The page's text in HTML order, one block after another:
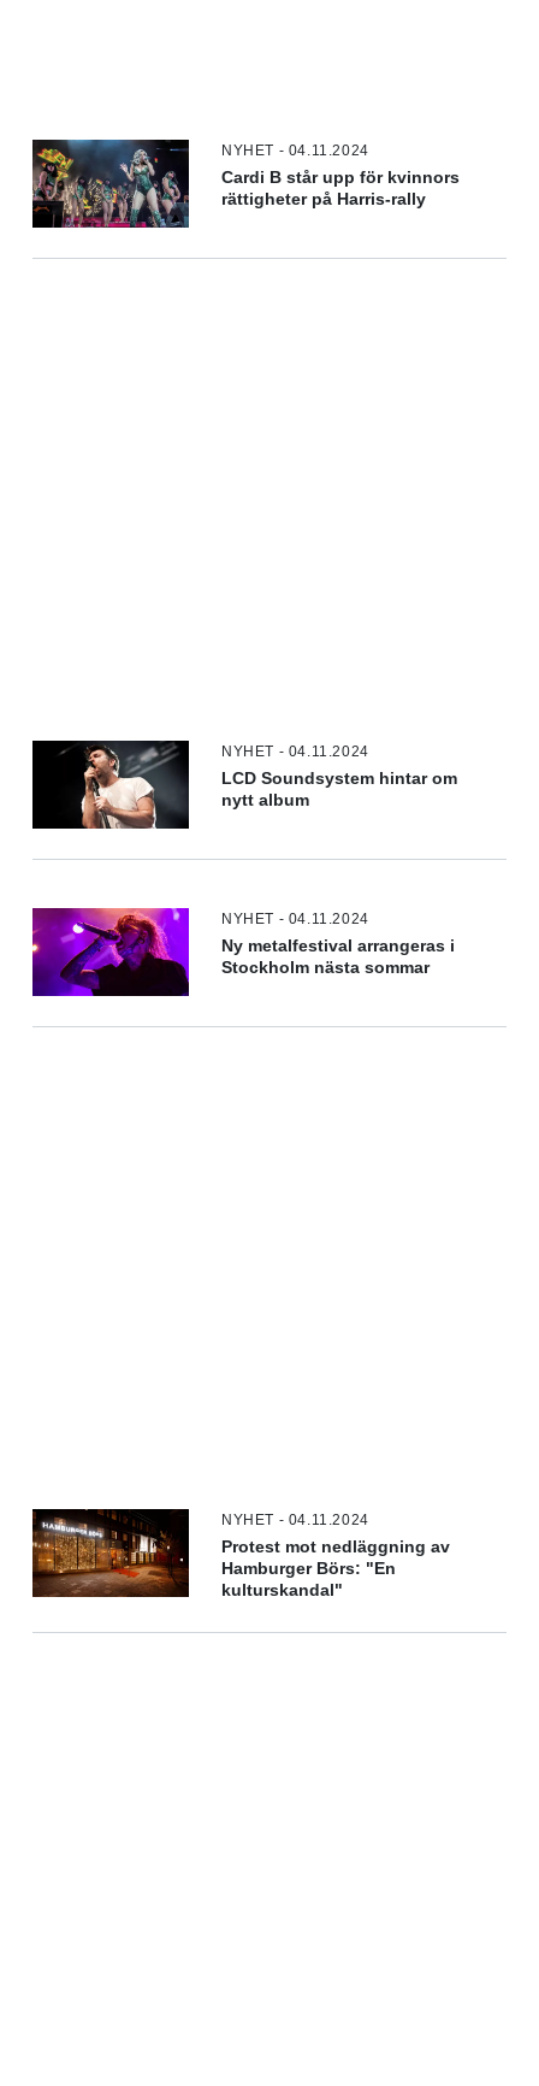
NYHET - 04.11.2024
Cardi B står upp för kvinnors
rättigheter på Harris-rally
NYHET - 04.11.2024
LCD Soundsystem hintar om
nytt album
NYHET - 04.11.2024
Ny metalfestival arrangeras i
Stockholm nästa sommar
NYHET - 04.11.2024
Protest mot nedläggning av
Hamburger Börs: "En
kulturskandal"